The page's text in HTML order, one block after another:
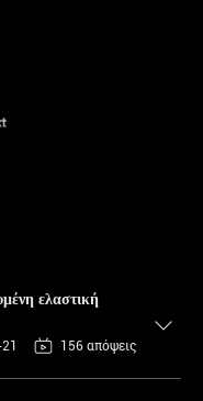
ελαστική
156 απόψεις